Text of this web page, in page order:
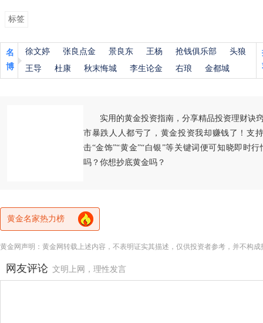
标签
名
博
徐文婷 张良点金 景良东 王杨 抢钱俱乐部
头狼
王导
杜康 秋末悔城 李生论金 右琅 金都城
实用的黄金投资指南，分享精品投资理财诀
市暴跌人人都亏了，黄金投资我却赚钱了！支
击“金饰”“黄金”“白银”等关键词便可知晓即时
吗？你想抄底黄金吗？
黄金名家热力榜
黄金网声明：黄金网转载上述内容，不表明证实其描述，仅供投资者参考，并不构
网友评论 文明上网，理性发言